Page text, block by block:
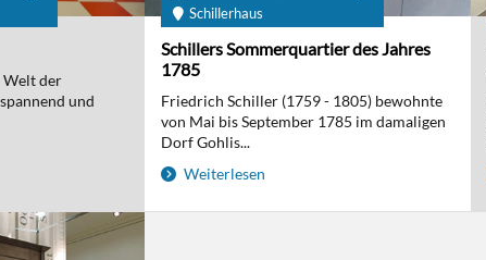
Welt der
und
Schillerhaus
Schillers Sommerquartier des Jahres
1785
Friedrich Schiller (1759 - 1805) bewohnte
von Mai bis September 1785 im damaligen
Dorf Gohlis...
Weiterlesen